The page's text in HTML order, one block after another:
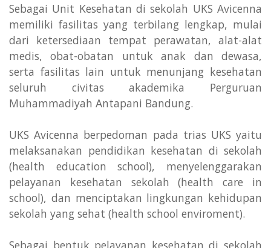
Sebagai Unit Kesehatan di sekolah UKS Avicenna
memiliki fasilitas yang terbilang lengkap, mulai
dari ketersediaan tempat perawatan, alat-alat
medis, obat-obatan untuk anak dan dewasa,
serta fasilitas lain untuk menunjang kesehatan
seluruh civitas akademika Perguruan
Muhammadiyah Antapani Bandung.
UKS Avicenna berpedoman pada trias UKS yaitu
melaksanakan pendidikan kesehatan di sekolah
(health education school), menyelenggarakan
pelayanan kesehatan sekolah (health care in
school), dan menciptakan lingkungan kehidupan
sekolah yang sehat (health school enviroment).
Sebagai bentuk pelayanan kesehatan di sekolah